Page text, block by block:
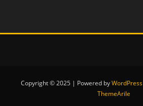
Copyright © 2025 | Powered byWordPress
ThemeArile